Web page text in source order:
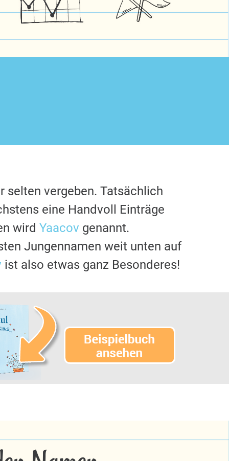
selten vergeben. Tatsächlich
eine Handvoll Einträge
wird Yaacov genannt.
Jungennamen weit unten auf
ist also etwas ganz Besonderes!